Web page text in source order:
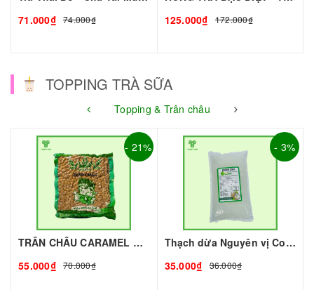
71.000₫ 74.000₫
125.000₫
172.000₫
TOPPING TRÀ SỮA
Topping & Trân châu
- 21%
TRÂN CHÂU CARAMEL ROYAL - 2kg - ROYAL | Topping làm Trà Sữa - TOBEE FOOD
55.000₫ 70.000₫
- 3%
Thạch dừa Nguyên vị Coconut 1kg I Nguyên Liệu Pha Chế - Tobee Food
35.000₫
36.000₫